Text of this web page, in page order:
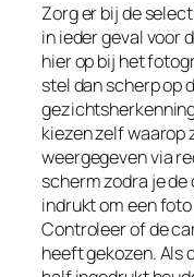
Zorg er bij de
in ieder geval voor
hier op bij het
stel dan scherp op
kiezen zelf waarop
weergegeven via
scherm zodra je
indrukt om een
Controleer of de
heeft gekozen. Als